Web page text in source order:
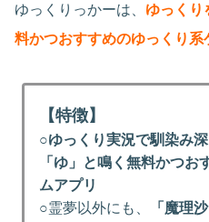
ゆっくりっかーは、 ゆっくり
料かつおすすめのゆっくり系
【特徴】
○ゆっくり実況で馴染み
「ゆ」と鳴く無料かつ
ムアプリ
○霊夢以外にも、
「魔理